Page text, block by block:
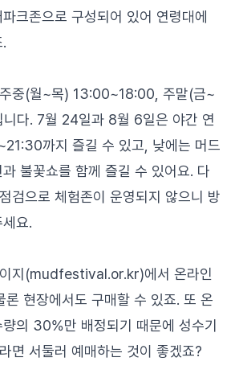
크존으로 구성되어 있어 연령대에
중(월~목) 13:00~18:00, 주말(금~
다. 7월 24일과 8월 6일은 야간 연
까지 즐길 수 있고, 낮에는 머드
불꽃쇼를 함께 즐길 수 있어요. 다
검으로 체험존이 운영되지 않으니 방
요.
지(mudfestival.or.kr)에서 온라인
론 현장에서도 구매할 수 있죠. 또 온
의 30%만 배정되기 때문에 성수기
면 서둘러 예매하는 것이 좋겠죠?